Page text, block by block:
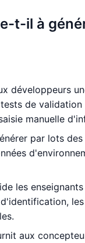
t-il à
développeurs
de
manuelle
par lots
les
aux